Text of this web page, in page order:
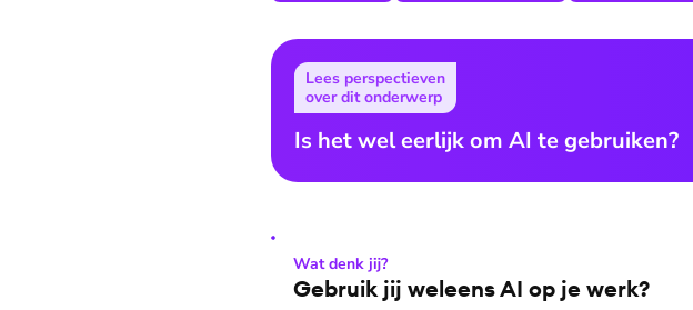
Lees perspectieven
over dit onderwerp
Is het wel eerlijk om AI te gebruiken?
Wat denk jij?
Gebruik jij weleens AI op je werk?